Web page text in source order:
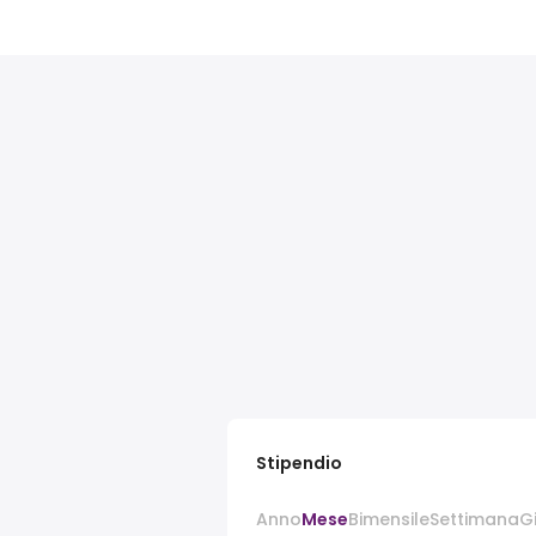
Stipendio
AnnoMeseBimensileSettimana